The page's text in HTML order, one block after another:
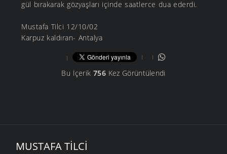
gül bırakarak gözyaşları içinde saatlerce dua ederdi.
Mustafa Tilci 12/10/02
Karpuz kaldıran- Antalya
Bu İçerik 756Kez Görüntülendi
MUSTAFA TILCI